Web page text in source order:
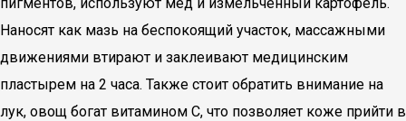
Наносят как мазь на беспокоящий участок, массажными
движениями втирают и заклеивают медицинским
пластырем на 2 часа. Также стоит обратить внимание на
лук, овощ богат витамином С, что позволяет коже прийти в